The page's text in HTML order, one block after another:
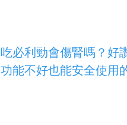
吃必利勁會傷腎嗎？好
功能不好也能安全使用